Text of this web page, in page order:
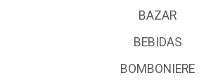
BAZAR
BEBIDAS
BOMBONIERE